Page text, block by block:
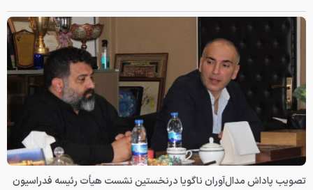
تصویب پاداش مدال‌آوران ناگویا درنخستین نشست هیأت رئیسه فدراسیون